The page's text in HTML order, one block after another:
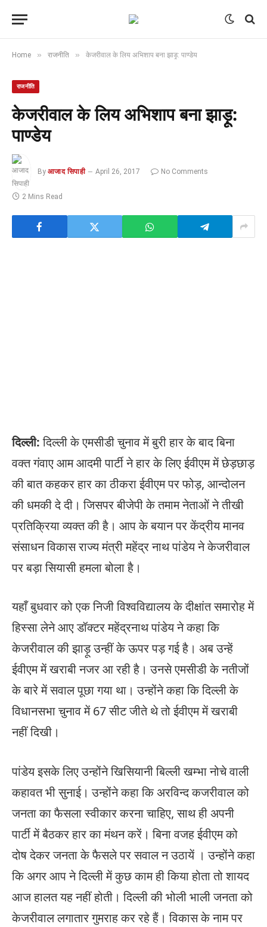
Home » राजनीति » केजरीवाल के लिय अभिशाप बना झाड़ू: पाण्डेय
राजनीति
केजरीवाल के लिय अभिशाप बना झाड़ू:
पाण्डेय
By आजाद सिपाही April 26, 2017 No Comments
2 Mins Read
दिल्ली:दिल्ली के एमसीडी चुनाव में बुरी हार के बाद बिना
वक्त गंवाए आम आदमी पार्टी ने हार के लिए ईवीएम में छेड़छाड़
की बात कहकर हार का ठीकरा ईवीएम पर फोड़, आन्दोलन
की धमकी दे दी। जिसपर बीजेपी के तमाम नेताओं ने तीखी
प्रतिक्रिया व्यक्त की है। आप के बयान पर केंद्रीय मानव
संसाधन विकास राज्य मंत्री महेंद्र नाथ पांडेय ने केजरीवाल
पर बड़ा सियासी हमला बोला है।
यहाँ बुधवार को एक निजी विश्वविद्यालय के दीक्षांत समारोह में
हिस्सा लेने आए डॉक्टर महेंद्रनाथ पांडेय ने कहा कि
केजरीवाल की झाड़ू उन्हीं के ऊपर पड़ गई है। अब उन्हें
ईवीएम में खराबी नजर आ रही है। उनसे एमसीडी के नतीजों
के बारे में सवाल पूछा गया था। उन्होंने कहा कि दिल्ली के
विधानसभा चुनाव में 67 सीट जीते थे तो ईवीएम में खराबी
नहीं दिखी।
पांडेय इसके लिए उन्होंने खिसियानी बिल्ली खम्भा नोचे वाली
कहावत भी सुनाई। उन्होंने कहा कि अरविन्द कजरीवाल को
जनता का फैसला स्वीकार करना चाहिए, साथ ही अपनी
पार्टी में बैठकर हार का मंथन करें। बिना वजह ईवीएम को
दोष देकर जनता के फैसले पर सवाल न उठायें । उन्होंने कहा
कि अगर आप ने दिल्ली में कुछ काम ही किया होता तो शायद
आज हालत यह नहीं होती। दिल्ली की भोली भाली जनता को
केजरीवाल लगातार गुमराह कर रहे हैं। विकास के नाम पर